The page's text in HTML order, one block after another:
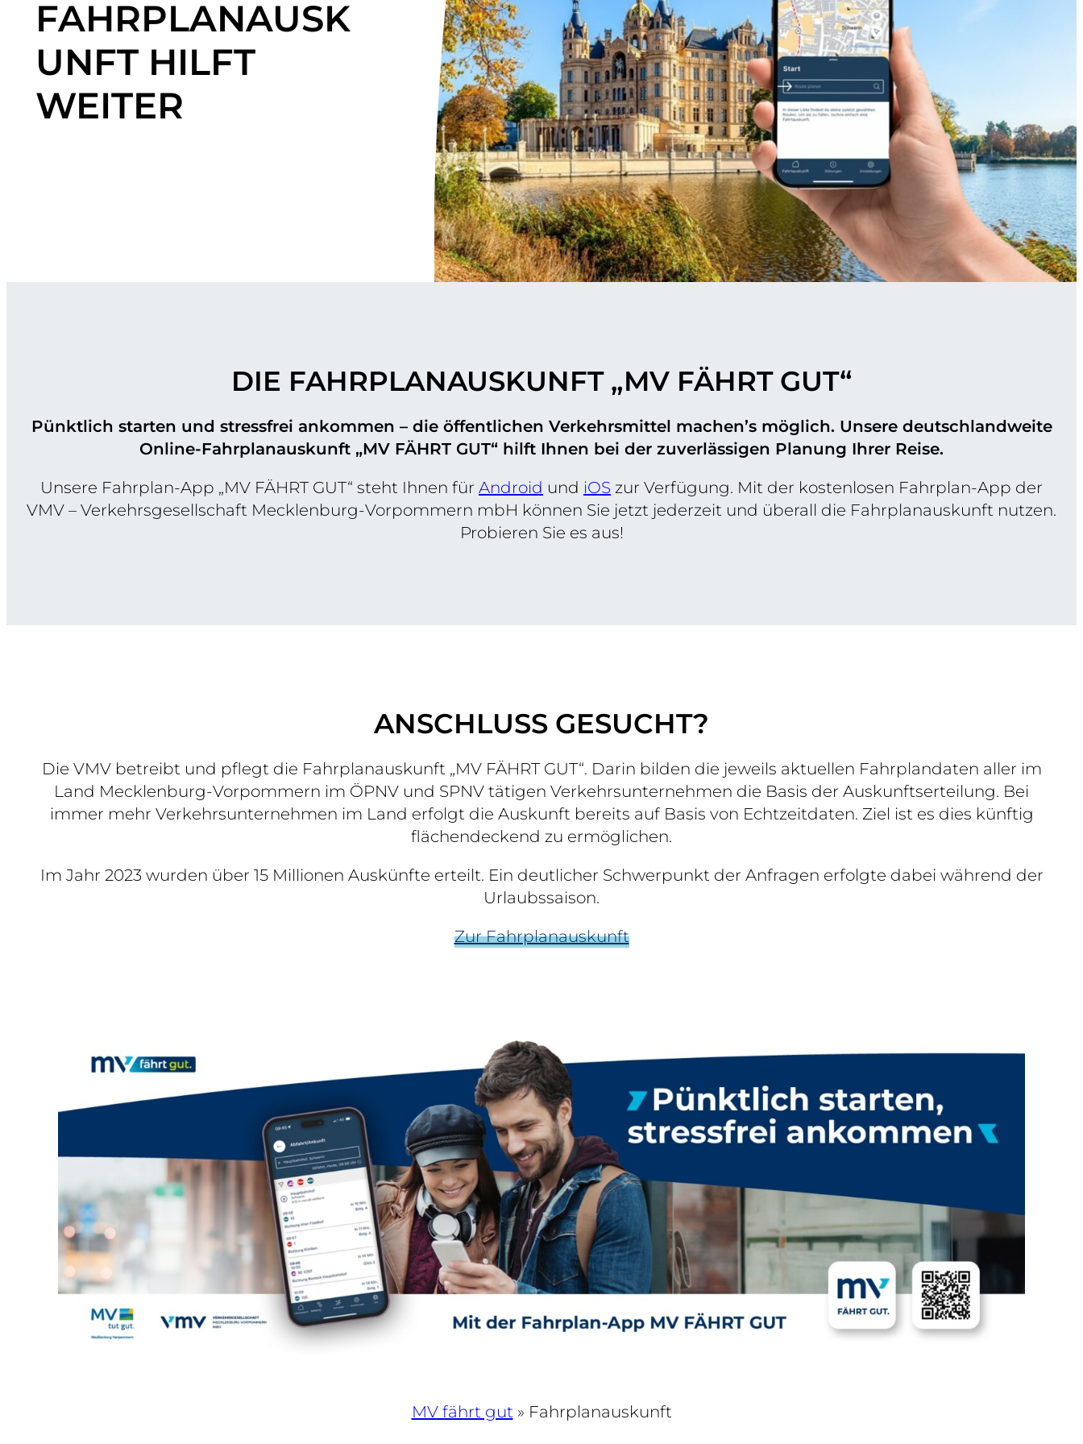
FAHRPLANAUSK
UNFT HILFT
WEITER
DIE FAHRPLANAUSKUNFT „MV FÄHRT GUT“
Pünktlich starten und stressfrei ankommen – die öffentlichen Verkehrsmittel machen’s möglich. Unsere deutschlandweite
Online-Fahrplanauskunft „MV FÄHRT GUT“ hilft Ihnen bei der zuverlässigen Planung Ihrer Reise.
Unsere Fahrplan-App „MV FÄHRT GUT“ steht Ihnen für Android und iOS zur Verfügung. Mit der kostenlosen Fahrplan-App der
VMV – Verkehrsgesellschaft Mecklenburg-Vorpommern mbH können Sie jetzt jederzeit und überall die Fahrplanauskunft nutzen.
Probieren Sie es aus!
ANSCHLUSS GESUCHT?
Die VMV betreibt und pflegt die Fahrplanauskunft „MV FÄHRT GUT“. Darin bilden die jeweils aktuellen Fahrplandaten aller im
Land Mecklenburg-Vorpommern im ÖPNV und SPNV tätigen Verkehrsunternehmen die Basis der Auskunftserteilung. Bei
immer mehr Verkehrsunternehmen im Land erfolgt die Auskunft bereits auf Basis von Echtzeitdaten. Ziel ist es dies künftig
flächendeckend zu ermöglichen.
Im Jahr 2023 wurden über 15 Millionen Auskünfte erteilt. Ein deutlicher Schwerpunkt der Anfragen erfolgte dabei während der
Urlaubssaison.
Zur Fahrplanauskunft
MV fährt gut » Fahrplanauskunft